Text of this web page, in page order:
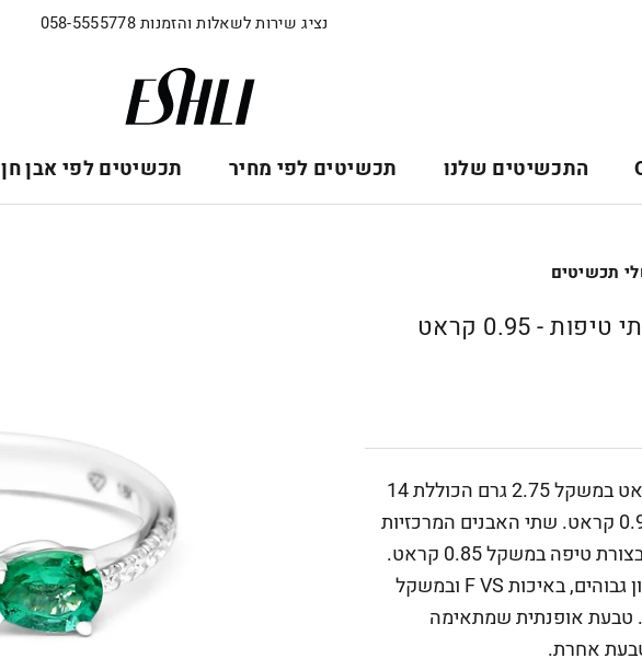
נציג שירות לשאלות והזמנות 058-5555778
התכשיטים שלנו תכשיטים לפי מחיר תכשיטים לפי אבן חן
- 0.95 קראט
2.75
גרם הכוללת 14
קראט. שתי האבנים המרכזיות
טיפה במשקל0.85 קראט.
היהלומים בצבע וניקיון גבוהים, באיכות F VS ובמשקל
טבעת אופנתית שמתאימה
אחרת.